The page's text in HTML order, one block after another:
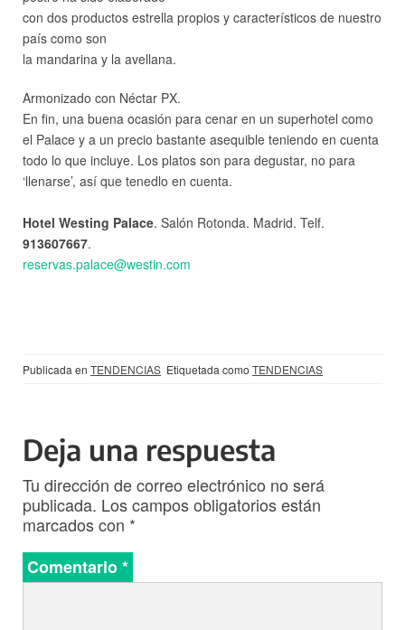
con dos productos estrella propios y característicos de nuestro
país como son
la mandarina y la avellana.
Armonizado con Néctar PX.
En fin, una buena ocasión para cenar en un superhotel como
el Palace y a un precio bastante asequible teniendo en cuenta
todo lo que incluye. Los platos son para degustar, no para
‘llenarse’, así que tenedlo en cuenta.
Hotel Westing Palace. Salón Rotonda. Madrid. Telf.
913607667.
reservas.palace@westin.com
Publicada en TENDENCIAS Etiquetada como TENDENCIAS
Deja una respuesta
Tu dirección de correo electrónico no será
publicada. Los campos obligatorios están
marcados con *
Comentario*